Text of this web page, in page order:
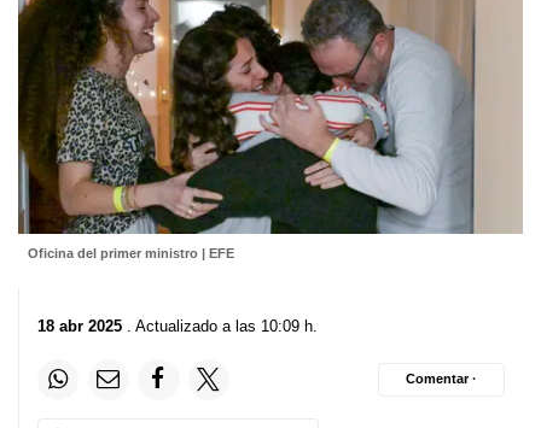
Oficina del primer ministro | EFE
18 abr 2025 . Actualizado a las 10:09 h.
Comentar ·